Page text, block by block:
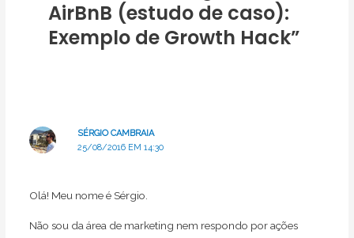
AirBnB (estudo de caso):
Exemplo de Growth Hack”
SÉRGIO CAMBRAIA
25/08/2016 EM 14:30
Olá! Meu nome é Sérgio.
Não sou da área de marketing nem respondo por ações